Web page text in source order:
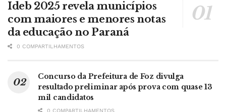
Ideb 2025 revela municípios
com maiores e menores notas
da educação no Paraná
0 COMPARTILHAMENTOS
Concurso da Prefeitura de Foz divulga
resultado preliminar após prova com quase 13
mil candidatos